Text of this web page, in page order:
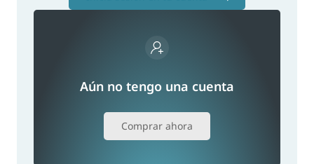
Aún no tengo una cuenta
Comprar ahora